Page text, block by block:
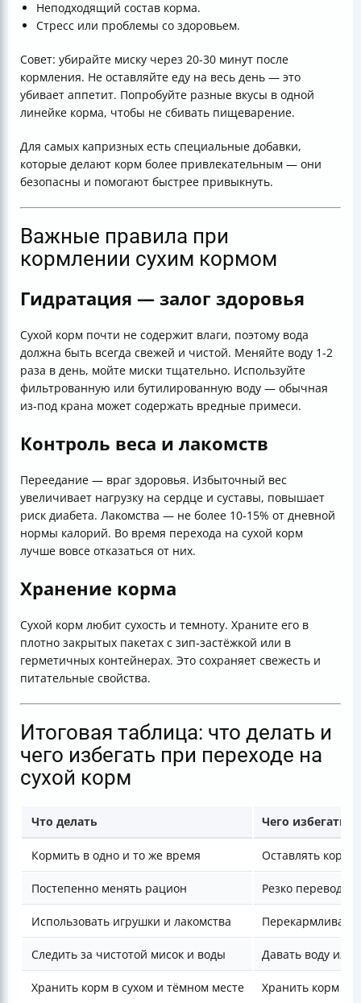
Неподходящий состав корма.
Стресс или проблемы со здоровьем.
Совет: убирайте миску через 20-30 минут после
кормления. Не оставляйте еду на весь день — это
убивает аппетит. Попробуйте разные вкусы в одной
линейке корма, чтобы не сбивать пищеварение.
Для самых капризных есть специальные добавки,
которые делают корм более привлекательным — они
безопасны и помогают быстрее привыкнуть.
Важные правила при
кормлении сухим кормом
Гидратация — залог здоровья
Сухой корм почти не содержит влаги, поэтому вода
должна быть всегда свежей и чистой. Меняйте воду 1-2
раза в день, мойте миски тщательно. Используйте
фильтрованную или бутилированную воду — обычная
из-под крана может содержать вредные примеси.
Контроль веса и лакомств
Переедание — враг здоровья. Избыточный вес
увеличивает нагрузку на сердце и суставы, повышает
риск диабета. Лакомства — не более 10-15% от дневной
нормы калорий. Во время перехода на сухой корм
лучше вовсе отказаться от них.
Хранение корма
Сухой корм любит сухость и темноту. Храните его в
плотно закрытых пакетах с зип-застёжкой или в
герметичных контейнерах. Это сохраняет свежесть и
питательные свойства.
Итоговая таблица: что делать и
чего избегать при переходе на
сухой корм
Что делать Чего избегать
Кормить в одно и то же время Оставлять корм
Постепенно менять рацион Резко
Использовать игрушки и лакомства Перекармливать
Следить за чистотой мисок и воды Давать воду из-
Хранить корм в сухом и тёмном месте Хранить корм в